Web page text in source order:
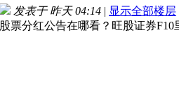
发表于 昨天 04:14 | 显示全部楼层
股票分红公告在哪看？旺股证券